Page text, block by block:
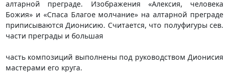
алтарной преграде. Изображения «Алексия, человека
Божия» и «Спаса Благое молчание» на алтарной преграде
приписываются Дионисию. Считается, что полуфигуры сев.
части преграды и большая
часть композиций выполнены под руководством Дионисия
мастерами его круга.